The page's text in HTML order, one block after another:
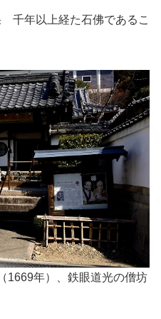
千年以上経た石佛であるこ
1669年）、鉄眼道光の僧坊